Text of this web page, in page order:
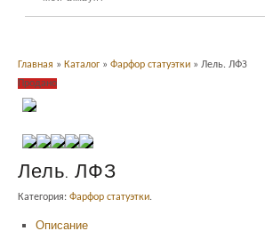
Главная » Каталог » Фарфор статуэтки » Лель. ЛФЗ
Продано
Лель. ЛФЗ
Категория: Фарфор статуэтки.
Описание